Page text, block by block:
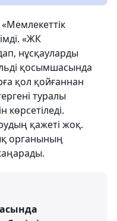
«ЖК
нұсқауларды
қосымшасында
қол қойғаннан
туралы
көрсетіледі.
қажеті жоқ.
органының